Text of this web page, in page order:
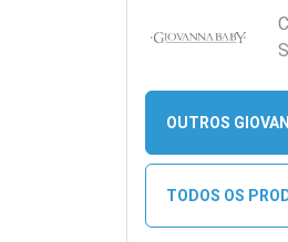
OUTROS
TODOS OS